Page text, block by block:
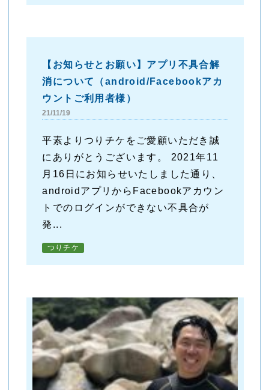
【お知らせとお願い】アプリ不具合解
消について（android/Facebookアカ
ウントご利用者様）
21/11/19
平素よりつりチケをご愛顧いただき誠
にありがとうございます。 2021年11
月16日にお知らせいたしました通り、
androidアプリからFacebookアカウン
トでのログインができない不具合が
発...
つりチケ